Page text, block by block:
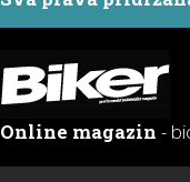
Online magazin -